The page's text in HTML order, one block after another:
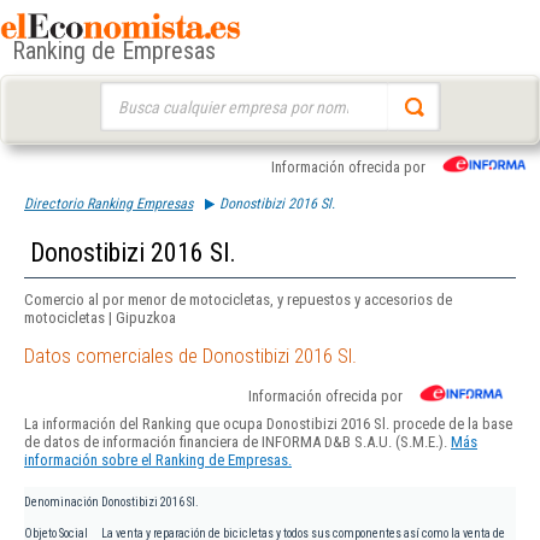
Ranking de Empresas
Información ofrecida por
Directorio Ranking Empresas Donostibizi 2016 Sl.
Donostibizi 2016 Sl.
Comercio al por menor de motocicletas, y repuestos y accesorios de
motocicletas | Gipuzkoa
Datos comerciales de Donostibizi 2016 Sl.
Información ofrecida por
La información del Ranking que ocupa Donostibizi 2016 Sl. procede de la base
de datos de información financiera de INFORMA D&B S.A.U. (S.M.E.). Más
información sobre el Ranking de Empresas.
Denominación Donostibizi 2016 Sl.
Objeto Social
La venta y reparación de bicicletas y todos sus componentes así como la venta de